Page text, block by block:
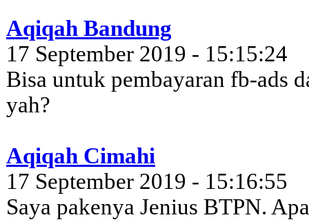
Aqiqah Bandung
17 September 2019 - 15:15:24
Bisa untuk pembayaran fb-ads
yah?
Aqiqah Cimahi
17 September 2019 - 15:16:55
Saya pakenya Jenius BTPN.